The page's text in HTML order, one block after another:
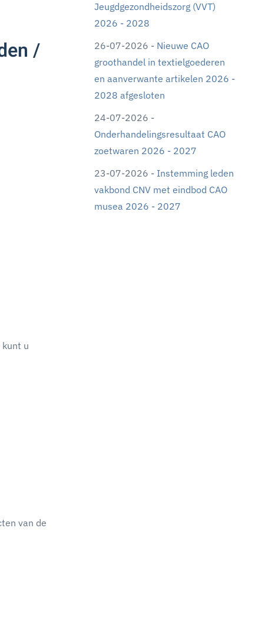
/
u
van de
Jeugdgezondheidszorg (VVT)
2026 - 2028
26-07-2026 - Nieuwe CAO
groothandel in textielgoederen
en aanverwante artikelen 2026 -
2028 afgesloten
24-07-2026 -
Onderhandelingsresultaat CAO
zoetwaren 2026 - 2027
23-07-2026 - Instemming leden
vakbond CNV met eindbod CAO
musea 2026 - 2027